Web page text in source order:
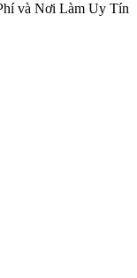
và Nơi Làm Uy Tín